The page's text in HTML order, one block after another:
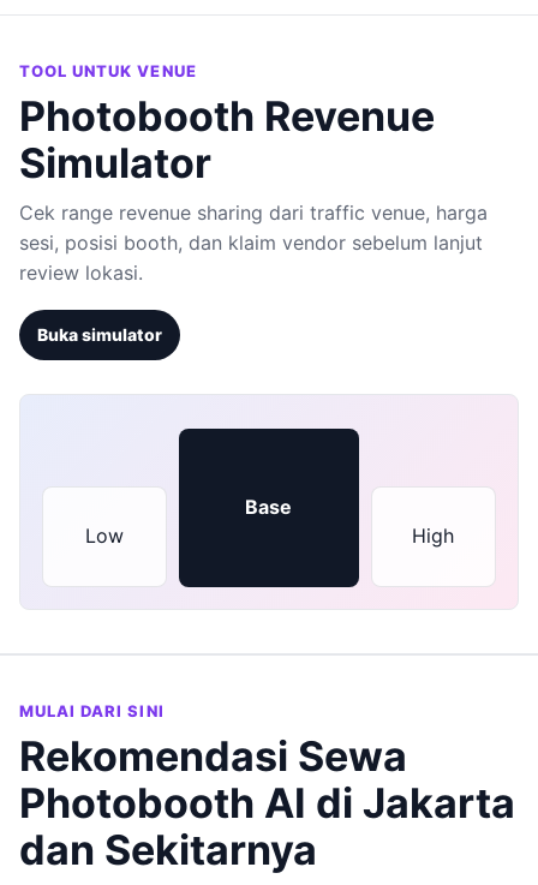
TOOL UNTUK VENUE
Photobooth Revenue
Simulator
Cek range revenue sharing dari traffic venue, harga
sesi, posisi booth, dan klaim vendor sebelum lanjut
review lokasi.
Buka simulator
Low
Base
High
MULAI DARI SINI
Rekomendasi Sewa
Photobooth AI di Jakarta
dan Sekitarnya